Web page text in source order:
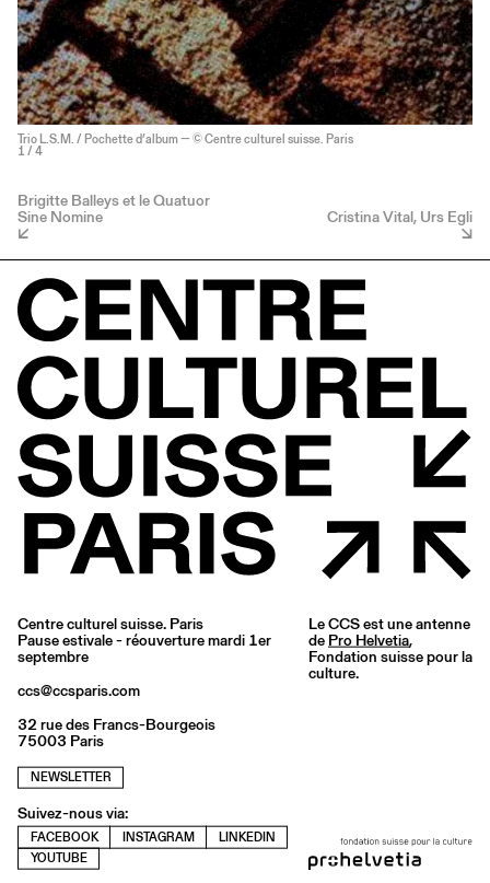
Trio L.S.M. / Pochette d’album — © Centre culturel suisse. Paris
1 / 4
Brigitte Balleys et le Quatuor
Sine Nomine Cristina Vital, Urs Egli
Centre culturel suisse. Paris
Pause estivale - réouverture mardi 1er
septembre
ccs@ccsparis.com
32 rue des Francs-Bourgeois
75003 Paris
NEWSLETTER
Suivez-nous via:
FACEBOOK INSTAGRAM
LINKEDIN
YOUTUBE
Le CCS est une antenne
de Pro Helvetia,
Fondation suisse pour la
culture.